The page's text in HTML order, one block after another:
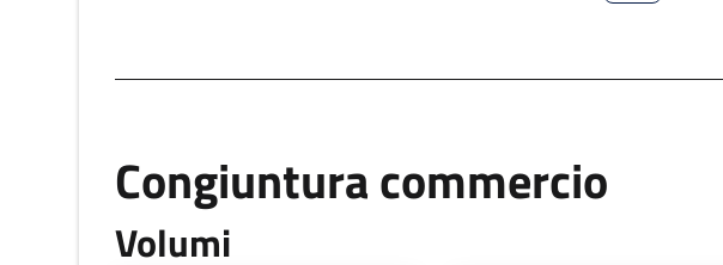
Congiuntura commercio
Volumi